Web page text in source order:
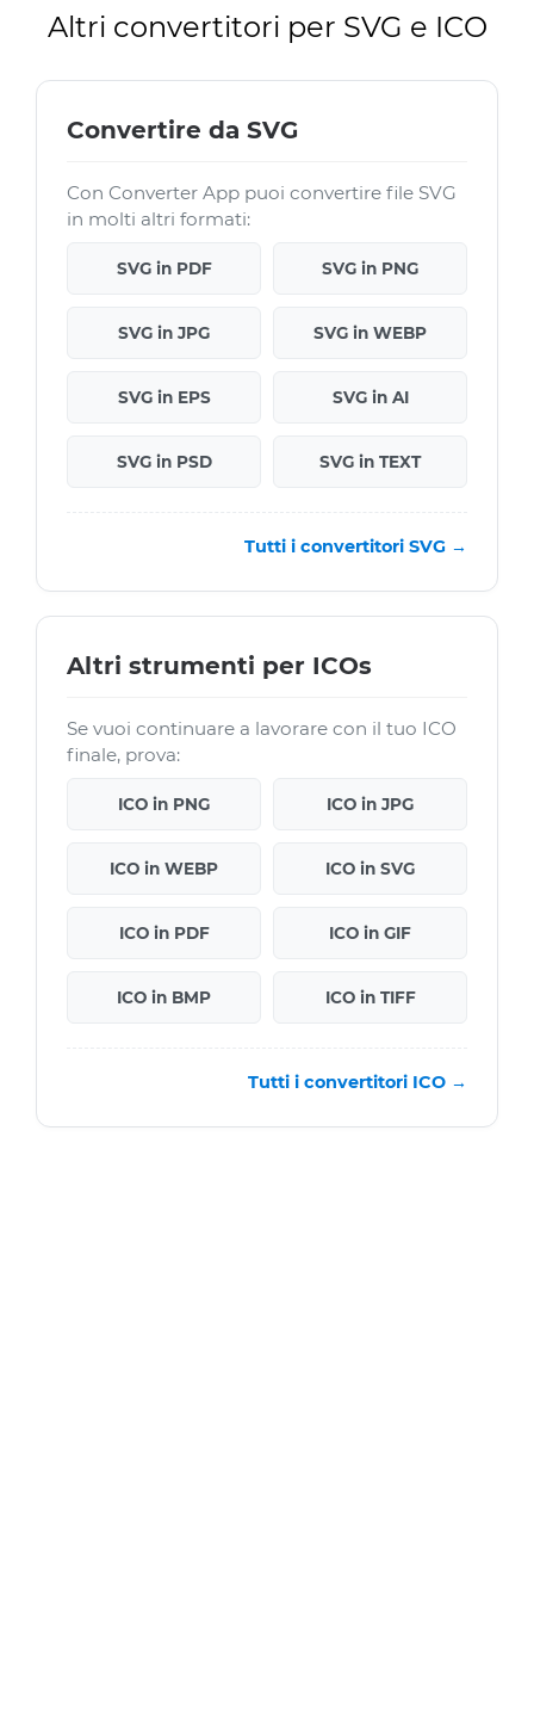
Altri convertitori per SVG e ICO
Convertire da SVG
Con Converter App puoi convertire file SVG
in molti altri formati:
SVG in PDF SVG in PNG
SVG in JPG SVG in WEBP
SVG in EPS SVG in AI
SVG in PSD SVG in TEXT
Tutti i convertitori SVG →
Altri strumenti per ICOs
Se vuoi continuare a lavorare con il tuo ICO
finale, prova:
ICO in PNG ICO in JPG
ICO in WEBP ICO in SVG
ICO in PDF ICO in GIF
ICO in BMP ICO in TIFF
Tutti i convertitori ICO →